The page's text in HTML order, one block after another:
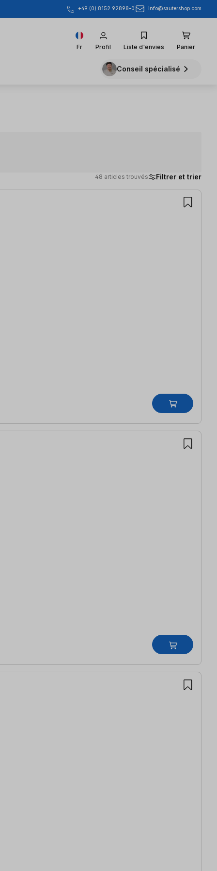
+49 (0) 8152 92898-0 info@sautershop.com
Fr Profil Liste d'envies Panier
Conseil spécialisé
48 articles trouvés Filtrer et trier